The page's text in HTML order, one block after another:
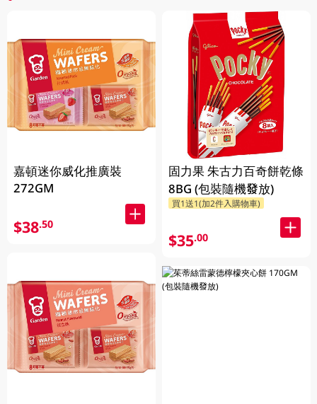
嘉頓迷你威化推廣裝
272GM
$38.50
固力果 朱古力百奇餅乾條
8BG (包裝隨機發放)
買1送1(加2件入購物車)
$35.00